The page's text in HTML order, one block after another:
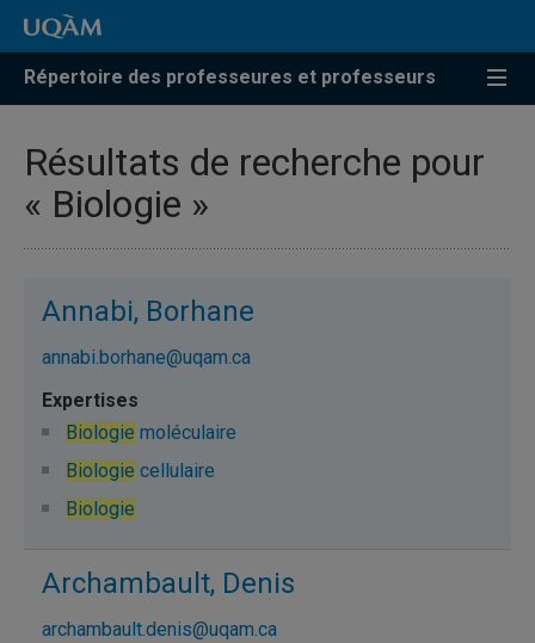
Répertoire des professeures et professeurs
Résultats de recherche pour
« Biologie »
Annabi, Borhane
annabi.borhane@uqam.ca
Biologie moléculaire
Biologie cellulaire
Biologie
Archambault, Denis
archambault.denis@uqam.ca